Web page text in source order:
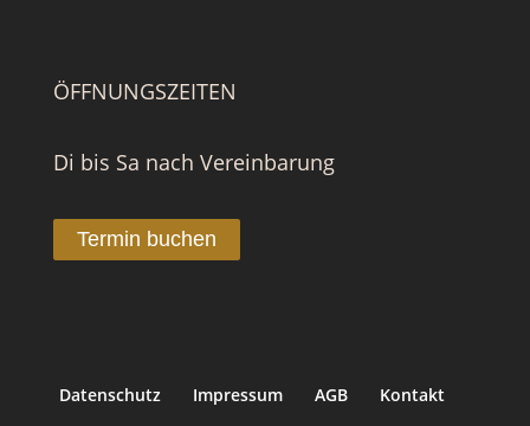
ÖFFNUNGSZEITEN
Di bis Sa nach Vereinbarung
Termin buchen
Datenschutz Impressum AGB Kontakt